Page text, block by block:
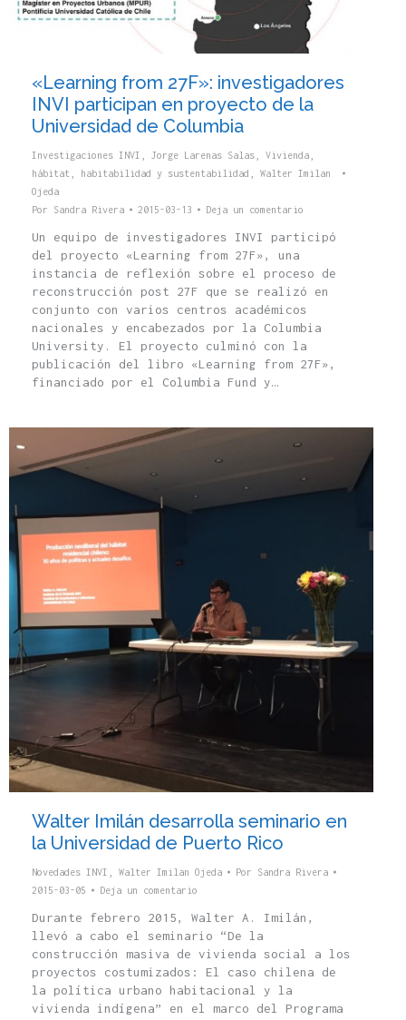
«Learning from 27F»: investigadores
INVI participan en proyecto de la
Universidad de Columbia
Investigaciones INVI Jorge Larenas Salas
Vivienda,
hábitat, habitabilidad y sustentabilidad
Walter Imilan
Ojeda
Por Sandra Rivera 2015-03-13 Deja un comentario
Un equipo de investigadores INVI participó
del proyecto «Learning from 27F», una
instancia de reflexión sobre el proceso de
reconstrucción post 27F que se realizó en
conjunto con varios centros académicos
nacionales y encabezados por la Columbia
University. El proyecto culminó con la
publicación del libro «Learning from 27F»,
financiado por el Columbia Fund y…
Walter Imilán desarrolla seminario en
la Universidad de Puerto Rico
Novedades INVI Walter Imilan Ojeda Por Sandra Rivera
2015-03-05
Deja un comentario
Durante febrero 2015, Walter A. Imilán,
llevó a cabo el seminario “De la
construcción masiva de vivienda social a los
proyectos costumizados: El caso chilena de
la política urbano habitacional y la
vivienda indígena” en el marco del Programa